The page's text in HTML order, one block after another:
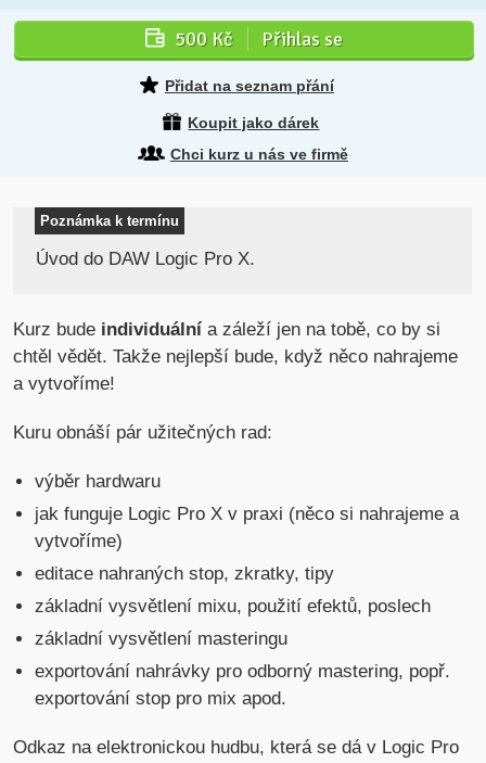
500 Kč Přihlas se
Přidat na seznam přání
Koupit jako dárek
Chci kurz u nás ve firmě
Poznámka k termínu
Úvod do DAW Logic Pro X.
Kurz bude individuální a záleží jen na tobě, co by si
chtěl vědět. Takže nejlepší bude, když něco nahrajeme
a vytvoříme!
Kuru obnáší pár užitečných rad:
výběr hardwaru
jak funguje Logic Pro X v praxi (něco si nahrajeme a
vytvoříme)
editace nahraných stop, zkratky, tipy
základní vysvětlení mixu, použití efektů, poslech
základní vysvětlení masteringu
exportování nahrávky pro odborný mastering, popř.
exportování stop pro mix apod.
Odkaz na elektronickou hudbu, která se dá v Logic Pro